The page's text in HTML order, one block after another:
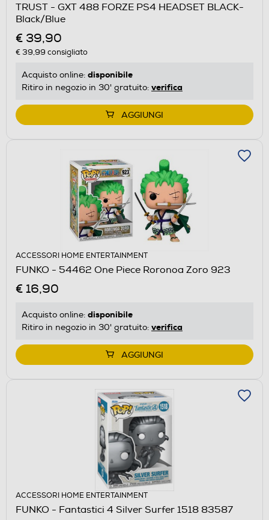
TRUST - GXT 488 FORZE PS4 HEADSET BLACK-
Black/Blue
€ 39,90
€ 39,99 consigliato
Acquisto online: disponibile
Ritiro in negozio in 30' gratuito: verifica
AGGIUNGI
ACCESSORI HOME ENTERTAINMENT
FUNKO - 54462 One Piece Roronoa Zoro 923
€ 16,90
Acquisto online: disponibile
Ritiro in negozio in 30' gratuito: verifica
AGGIUNGI
ACCESSORI HOME ENTERTAINMENT
FUNKO - Fantastici 4 Silver Surfer 1518 83587